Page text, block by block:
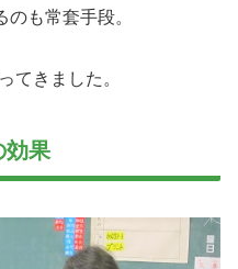
も常套手段。
てきました。
効果